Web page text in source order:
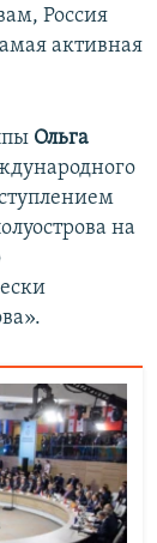
Россия
активная
Ольга
на